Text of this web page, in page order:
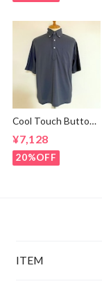
Cool Touch Button
¥7,128
20%OFF
ITEM